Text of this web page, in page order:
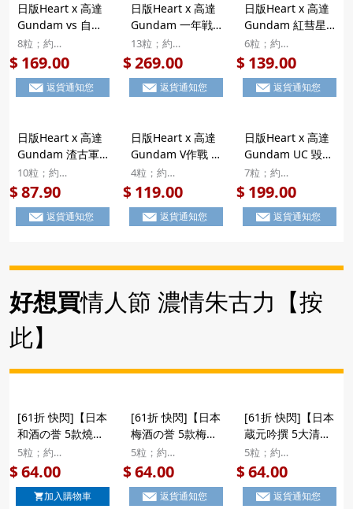
日版Heart x 高達
Gundam vs 自護
公国軍MS 彩繪及
立體造型朱古力 珍
藏浮雕鐵罐禮盒 8
粒裝【市集世界 -
8粒；約
15x15x3.5cm
$169.00
返貨通知您
日版Heart x 高達
Gundam 一年戦
争 彩繪及立體造型
朱古力 珍藏浮雕鐵
罐禮盒 13粒裝
【市集世界 - 日本
13粒；約
13.5x21x3cm
$269.00
返貨通知您
日版Heart x 高達
Gundam 紅彗星
渣古模型禮盒 松露
朱古力方粒 6粒裝
【市集世界 - 日本
市集】
6粒；約
12x10x13cm
$139.00
返貨通知您
日版Heart x 高達
Gundam 渣古軍
團 立體造型朱古力
禮盒 10粒裝【市
集世界 - 日本市
集】
10粒；約
10×22×2.7cm
$87.90
返貨通知您
日版Heart x 高達
Gundam V作戰 彩
繪及浮雕 立體造型
朱古力 禮盒 4粒裝
【市集世界 - 日本
市集】
4粒；約
14x10x2.5cm
$119.00
返貨通知您
日版Heart x 高達
Gundam UC 毀滅
模式 彩繪及立體造
型朱古力 珍藏浮雕
鐵罐禮盒 7粒裝
【市集世界 - 日本
7粒；約
9.5x21.5x3cm
$199.00
返貨通知您
好想買情人節 濃情朱古力【按
此】
[61折 快閃]【日本
和酒の誉 5款燒酎
酒心朱古力】日本
Eim 清酒の心 和
酒の誉 5款燒酎 工
藝酒心朱古力 鑑賞
5粒；約
10x19.3x2.8cm
$64.00
加入購物車
[61折 快閃]【日本
梅酒の誉 5款梅酒
酒心朱古力】日本
Eim 清酒の心 梅
酒の誉 5款梅酒 工
藝酒心朱古力 鑑賞
5粒；約
10x19.3x2.8cm
$64.00
返貨通知您
[61折 快閃]【日本
蔵元吟撰 5大清酒
名釀 酒心朱古力】
日本Eim 清酒の心
蔵元吟撰 5大清酒
名釀 工藝酒心朱古
5粒；約
10x19.3x2.8cm
$64.00
返貨通知您